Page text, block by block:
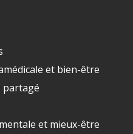
et bien-être
partagé
et mieux-être